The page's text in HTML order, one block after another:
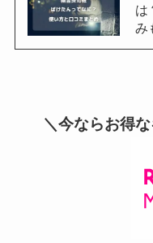
は
み
＼今ならお得